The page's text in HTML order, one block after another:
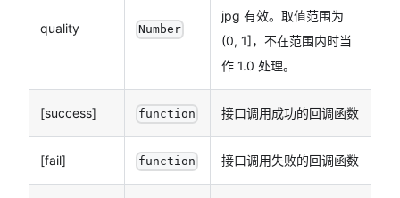
quality Number
jpg 有效。取值范围为
(0, 1]，不在范围内时当
作 1.0 处理。
[success] function 接口调用成功的回调函数
[fail] function 接口调用失败的回调函数